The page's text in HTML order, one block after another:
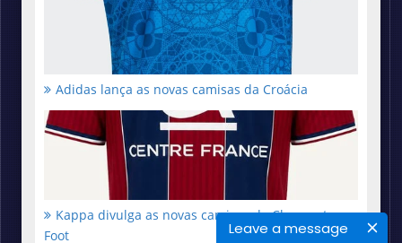
Leave a message
Adidas lança as novas camisas da Croácia
Kappa divulga as novas camisas do Clermont
Foot